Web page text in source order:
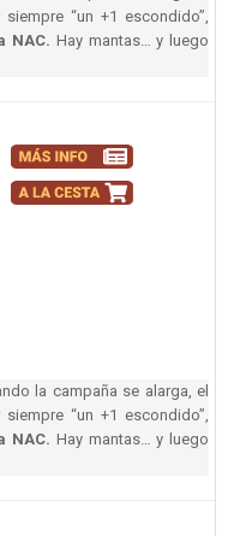
“un +1 escondido”,
NAC. Hay mantas… y luego
la campaña se alarga, el
“un +1 escondido”,
NAC. Hay mantas… y luego